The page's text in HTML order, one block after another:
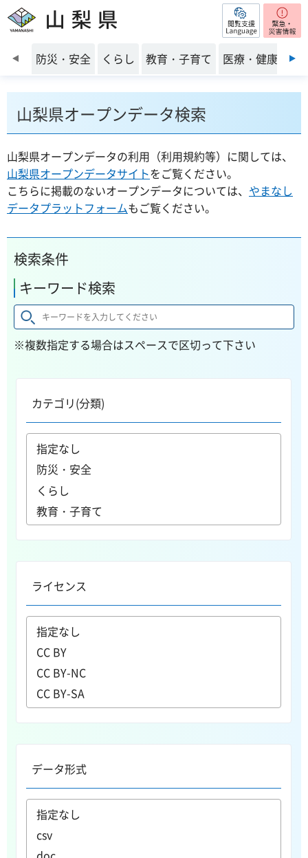
山梨県 閲覧支援
前のスライドを表示
防災・安全 くらし 教育・子育て 医療・健康・福
山梨県オープンデータ検索
山梨県オープンデータの利用（利用規約等）に関しては、
山梨県オープンデータサイトをご覧ください。
こちらに掲載のないオープンデータについては、 やまなし
データプラットフォームもご覧ください。
検索条件
キーワード検索
※複数指定する場合はスペースで区切って下さい
カテゴリ(分類)
ライセンス
データ形式